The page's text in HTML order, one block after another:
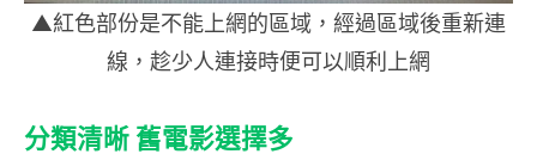
▲紅色部份是不能上網的區域，經過區域後重新連
線，趁少人連接時便可以順利上網
分類清晰 舊電影選擇多